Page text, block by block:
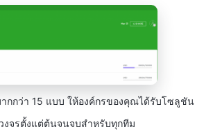
กกว่า 15 แบบ ให้องค์กรของคุณได้รับโซลูชัน
งจรตั้งแต่ต้นจนจบสำหรับทุกทีม